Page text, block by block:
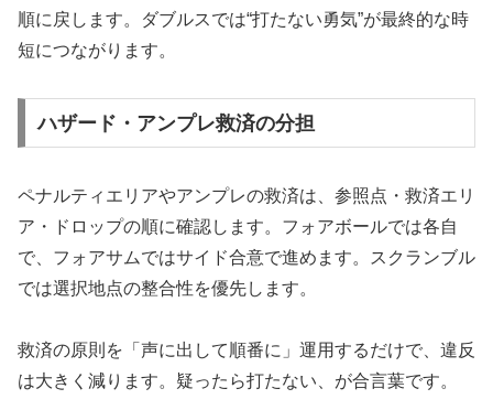
順に戻します。ダブルスでは“打たない勇気”が最終的な時
短につながります。
ハザード・アンプレ救済の分担
ペナルティエリアやアンプレの救済は、参照点・救済エリ
ア・ドロップの順に確認します。フォアボールでは各自
で、フォアサムではサイド合意で進めます。スクランブル
では選択地点の整合性を優先します。
救済の原則を「声に出して順番に」運用するだけで、違反
は大きく減ります。疑ったら打たない、が合言葉です。